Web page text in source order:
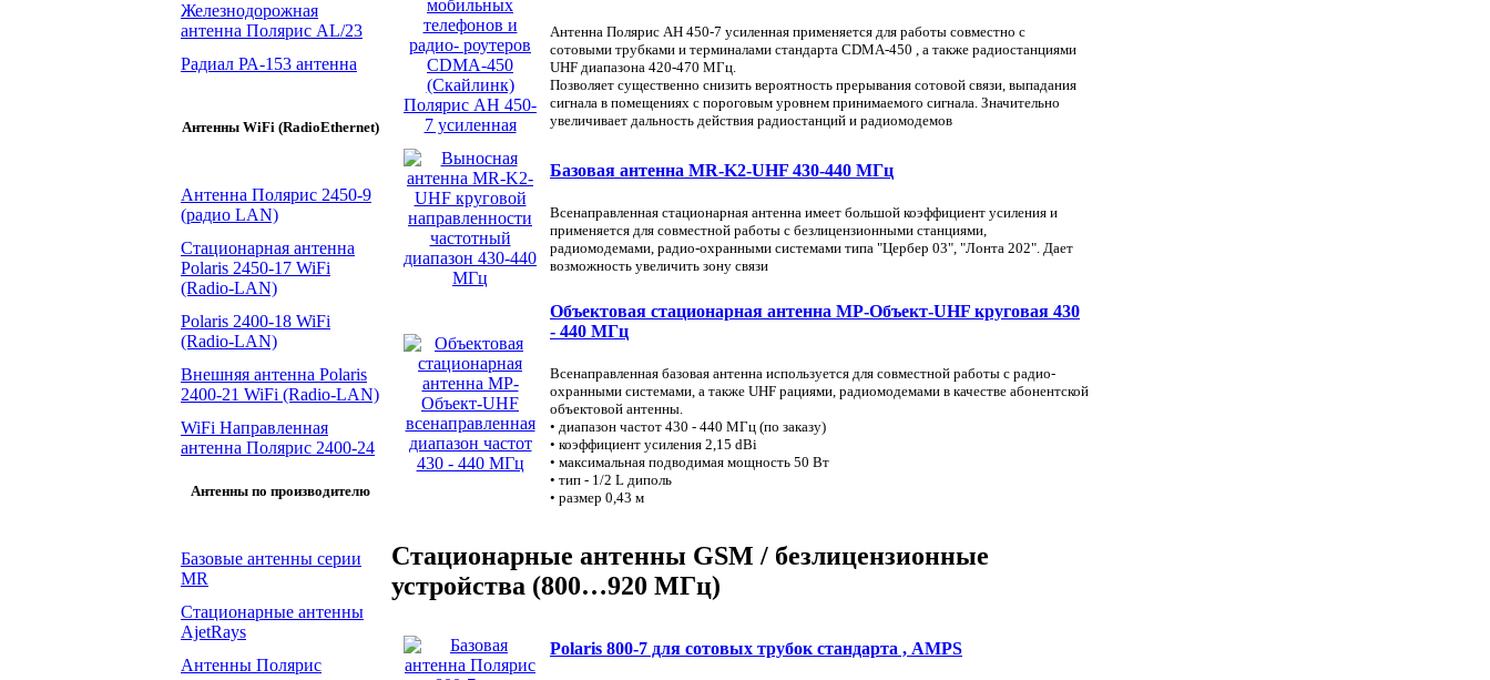
Железнодорожная
антенна Полярис AL/23
Радиал РА-153 антенна
Антенны WiFi (RadioEthernet)
Антенна Полярис 2450-9
(радио LAN)
Стационарная антенна
Polaris 2450-17 WiFi
(Radio-LAN)
Polaris 2400-18 WiFi
(Radio-LAN)
Внешняя антенна Polaris
2400-21 WiFi (Radio-LAN)
WiFi Направленная
антенна Полярис 2400-24
Антенны по производителю
Базовые антенны серии
MR
Стационарные антенны
AjetRays
Антенны Полярис
Антенна Полярис АН 450-7 усиленная применяется для работы совместно с
сотовыми трубками и терминалами стандарта CDMA-450 , а также радиостанциями
UHF диапазона 420-470 МГц.
Позволяет существенно снизить вероятность прерывания сотовой связи, выпадания
сигнала в помещениях с пороговым уровнем принимаемого сигнала. Значительно
увеличивает дальность действия радиостанций и радиомодемов
Базовая антенна MR-K2-UHF 430-440 МГц
Всенаправленная стационарная антенна имеет большой коэффициент усиления и
применяется для совместной работы с безлицензионными станциями,
радиомодемами, радио-охранными системами типа "Цербер 03", "Лонта 202". Дает
возможность увеличить зону связи
Объектовая стационарная антенна МР-Объект-UHF круговая 430
- 440 МГц
Всенаправленная базовая антенна используется для совместной работы с радио-
охранными системами, а также UHF рациями, радиомодемами в качестве абонентской
объектовой антенны.
• диапазон частот 430 - 440 МГц (по заказу)
• коэффициент усиления 2,15 dBi
• максимальная подводимая мощность 50 Вт
• тип - 1/2 L диполь
• размер 0,43 м
Стационарные антенны GSM / безлицензионные
устройства (800…920 МГц)
Polaris 800-7 для сотовых трубок стандарта , AMPS